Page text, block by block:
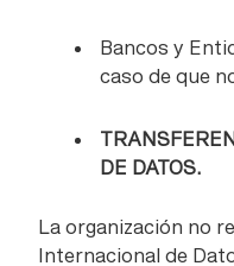
Bancos y
caso de que
DE DATOS.
La organización no
Internacional de